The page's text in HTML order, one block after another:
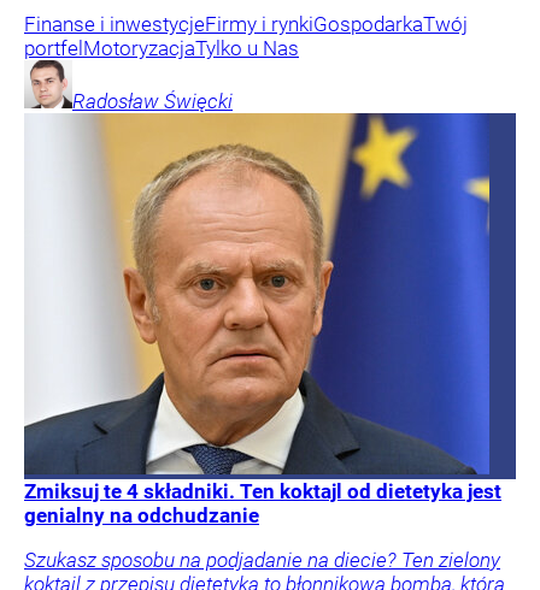
Finanse i inwestycjeFirmy i rynkiGospodarkaTwój
portfel MotoryzacjaTylko u Nas
Radosław Święcki
Zmiksuj te 4 składniki. Ten koktajl od dietetyka jest
genialny na odchudzanie
Szukasz sposobu na podjadanie na diecie? Ten zielony
koktajl z przepisu dietetyka to błonnikowa bomba, która